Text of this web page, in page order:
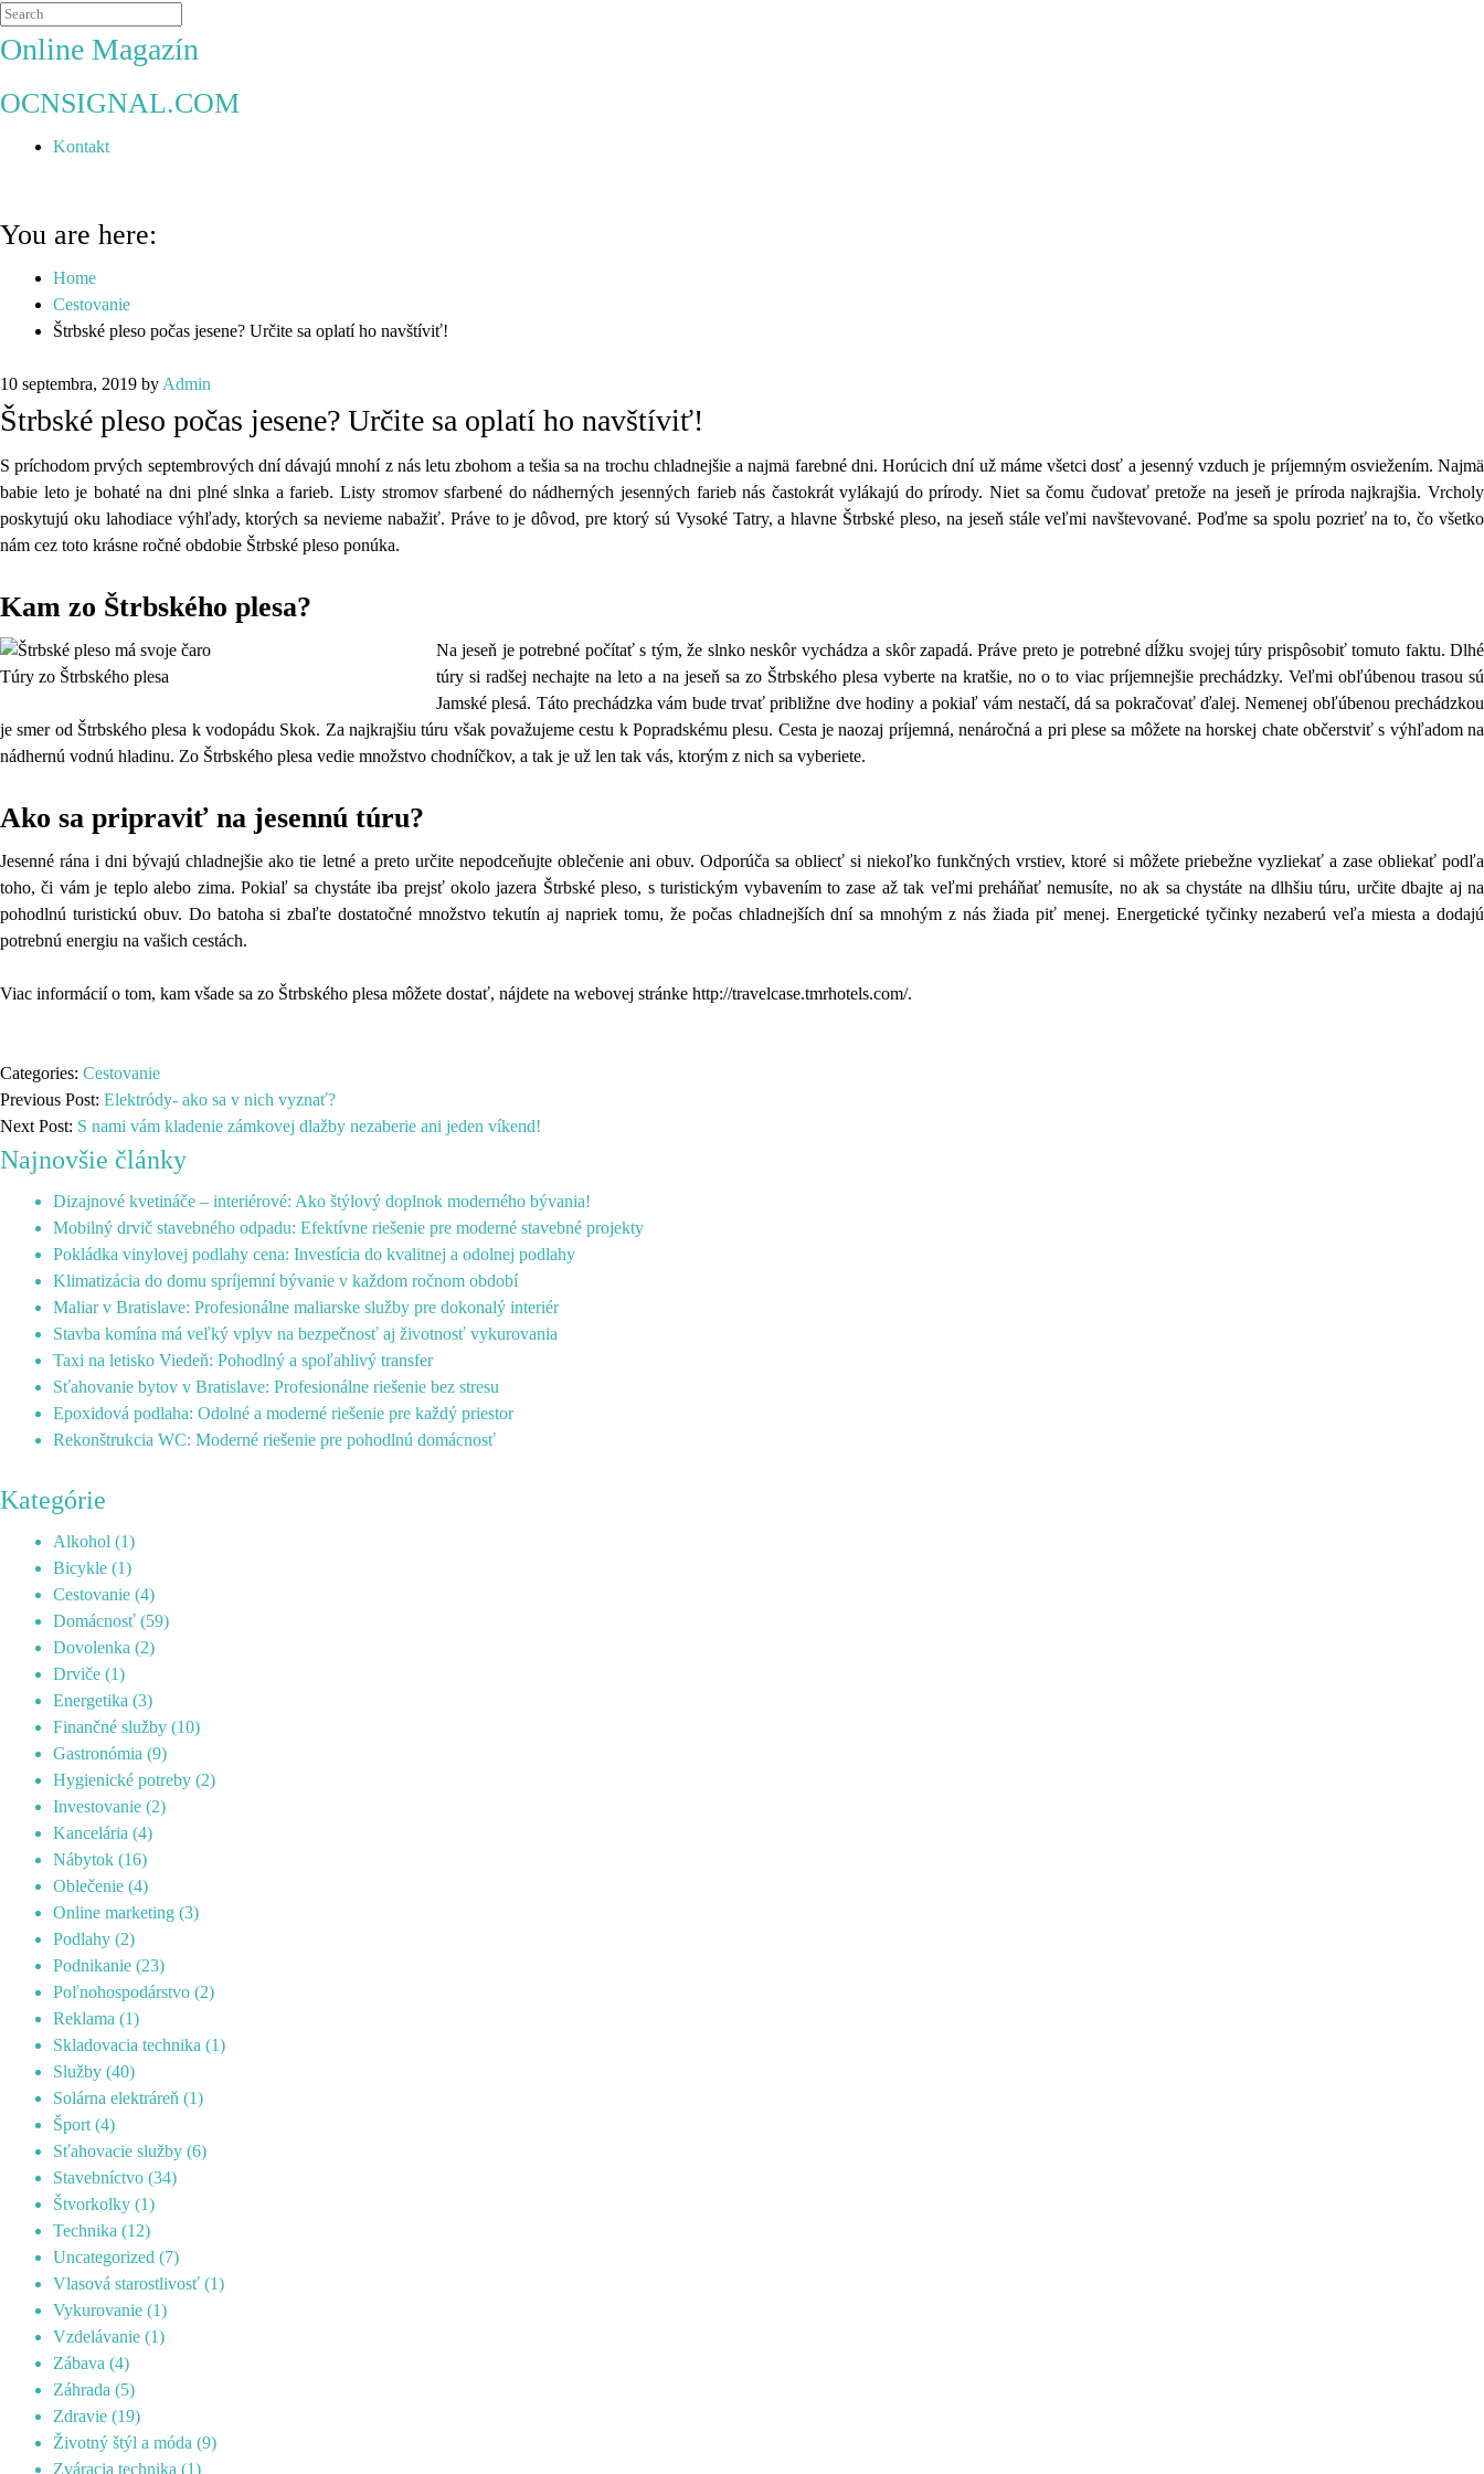
Online Magazín
OCNSIGNAL.COM
Kontakt
You are here:
Home
Cestovanie
Štrbské pleso počas jesene? Určite sa oplatí ho navštíviť!
10 septembra, 2019 by Admin
Štrbské pleso počas jesene? Určite sa oplatí ho navštíviť!
S príchodom prvých septembrových dní dávajú mnohí z nás letu zbohom a tešia sa na trochu chladnejšie a najmä farebné dni. Horúcich dní už máme všetci dosť a jesenný vzduch je príjemným osviežením. Najmä
babie leto je bohaté na dni plné slnka a farieb. Listy stromov sfarbené do nádherných jesenných farieb nás častokrát vylákajú do prírody. Niet sa čomu čudovať pretože na jeseň je príroda najkrajšia. Vrcholy
poskytujú oku lahodiace výhľady, ktorých sa nevieme nabažiť. Práve to je dôvod, pre ktorý sú Vysoké Tatry, a hlavne Štrbské pleso, na jeseň stále veľmi navštevované. Poďme sa spolu pozrieť na to, čo všetko
nám cez toto krásne ročné obdobie Štrbské pleso ponúka.
Kam zo Štrbského plesa?
Túry zo Štrbského plesa
Na jeseň je potrebné počítať s tým, že slnko neskôr vychádza a skôr zapadá. Práve preto je potrebné dĺžku svojej túry prispôsobiť tomuto faktu. Dlhé
túry si radšej nechajte na leto a na jeseň sa zo Štrbského plesa vyberte na kratšie, no o to viac príjemnejšie prechádzky. Veľmi obľúbenou trasou sú
Jamské plesá. Táto prechádzka vám bude trvať približne dve hodiny a pokiaľ vám nestačí, dá sa pokračovať ďalej. Nemenej obľúbenou prechádzkou
je smer od Štrbského plesa k vodopádu Skok. Za najkrajšiu túru však považujeme cestu k Popradskému plesu. Cesta je naozaj príjemná, nenáročná a pri plese sa môžete na horskej chate občerstviť s výhľadom na
nádhernú vodnú hladinu. Zo Štrbského plesa vedie množstvo chodníčkov, a tak je už len tak vás, ktorým z nich sa vyberiete.
Ako sa pripraviť na jesennú túru?
Jesenné rána i dni bývajú chladnejšie ako tie letné a preto určite nepodceňujte oblečenie ani obuv. Odporúča sa obliecť si niekoľko funkčných vrstiev, ktoré si môžete priebežne vyzliekať a zase obliekať podľa
toho, či vám je teplo alebo zima. Pokiaľ sa chystáte iba prejsť okolo jazera Štrbské pleso, s turistickým vybavením to zase až tak veľmi preháňať nemusíte, no ak sa chystáte na dlhšiu túru, určite dbajte aj na
pohodlnú turistickú obuv. Do batoha si zbaľte dostatočné množstvo tekutín aj napriek tomu, že počas chladnejších dní sa mnohým z nás žiada piť menej. Energetické tyčinky nezaberú veľa miesta a dodajú
potrebnú energiu na vašich cestách.
Viac informácií o tom, kam všade sa zo Štrbského plesa môžete dostať, nájdete na webovej stránke http://travelcase.tmrhotels.com/.
Categories: Cestovanie
Previous Post: Elektródy- ako sa v nich vyznať?
Next Post: S nami vám kladenie zámkovej dlažby nezaberie ani jeden víkend!
Najnovšie články
Dizajnové kvetináče – interiérové: Ako štýlový doplnok moderného bývania!
Mobilný drvič stavebného odpadu: Efektívne riešenie pre moderné stavebné projekty
Pokládka vinylovej podlahy cena: Investícia do kvalitnej a odolnej podlahy
Klimatizácia do domu spríjemní bývanie v každom ročnom období
Maliar v Bratislave: Profesionálne maliarske služby pre dokonalý interiér
Stavba komína má veľký vplyv na bezpečnosť aj životnosť vykurovania
Taxi na letisko Viedeň: Pohodlný a spoľahlivý transfer
Sťahovanie bytov v Bratislave: Profesionálne riešenie bez stresu
Epoxidová podlaha: Odolné a moderné riešenie pre každý priestor
Rekonštrukcia WC: Moderné riešenie pre pohodlnú domácnosť
Kategórie
Alkohol (1)
Bicykle (1)
Cestovanie (4)
Domácnosť (59)
Dovolenka (2)
Drviče (1)
Energetika (3)
Finančné služby (10)
Gastronómia (9)
Hygienické potreby (2)
Investovanie (2)
Kancelária (4)
Nábytok (16)
Oblečenie (4)
Online marketing (3)
Podlahy (2)
Podnikanie (23)
Poľnohospodárstvo (2)
Reklama (1)
Skladovacia technika (1)
Služby (40)
Solárna elektráreň (1)
Šport (4)
Sťahovacie služby (6)
Stavebníctvo (34)
Štvorkolky (1)
Technika (12)
Uncategorized (7)
Vlasová starostlivosť (1)
Vykurovanie (1)
Vzdelávanie (1)
Zábava (4)
Záhrada (5)
Zdravie (19)
Životný štýl a móda (9)
Zváracia technika (1)